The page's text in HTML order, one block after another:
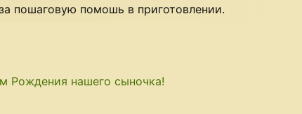
пошаговую помошь в приготовлении.
Рождения нашего сыночка!